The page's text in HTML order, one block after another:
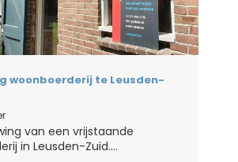
woonboerderij te Leusden-
van een vrijstaande
in Leusden-Zuid....